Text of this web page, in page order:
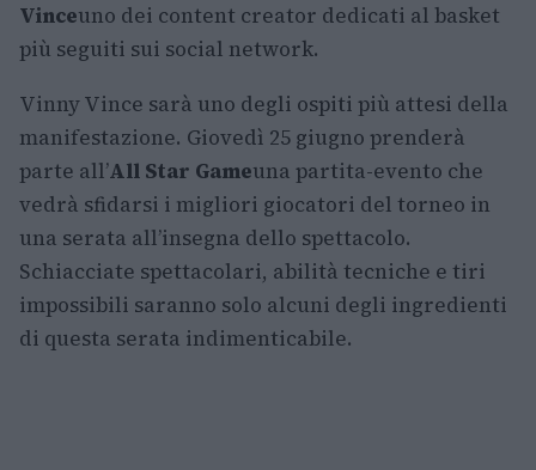
Vinceuno dei content creator dedicati al basket
più seguiti sui social network.
Vinny Vince sarà uno degli ospiti più attesi della
manifestazione. Giovedì 25 giugno prenderà
parte all’All Star Gameuna partita-evento che
vedrà sfidarsi i migliori giocatori del torneo in
una serata all’insegna dello spettacolo.
Schiacciate spettacolari, abilità tecniche e tiri
impossibili saranno solo alcuni degli ingredienti
di questa serata indimenticabile.